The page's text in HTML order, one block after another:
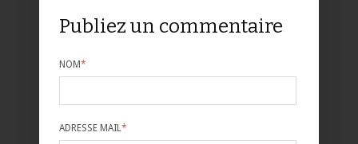
Publiez un commentaire
NOM*
ADRESSE MAIL *